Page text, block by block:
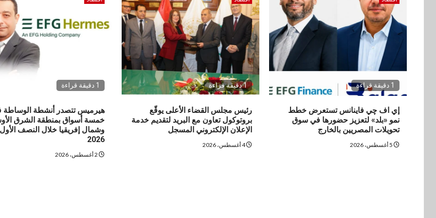
1 دقيقة قراءة
إي اف چي فاينانس تستعرض خطط
نمو «بلد» لتعزيز حضورها في سوق
تحويلات المصريين بالخارج
1 دقيقة قراءة
رئيس مجلس القضاء الأعلى يوقّع
بروتوكول تعاون مع البريد لتقديم خدمة
الإعلان الإلكتروني المسجل
4 أغسطس، 2026
1 دقيقة قراءة
هيرميس تتصدر أنشطة الوساطة
خمسة أسواق بمنطقة الشرق
وشمال إفريقيا خلال النصف
2026